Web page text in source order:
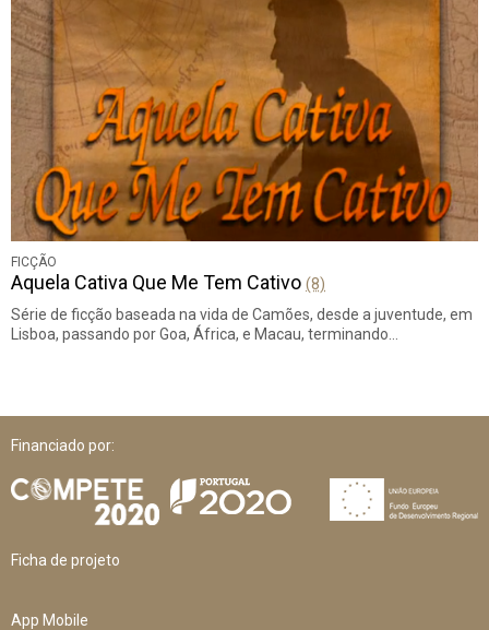
FICÇÃO
Aquela Cativa Que Me Tem Cativo (8)
Série de ficção baseada na vida de Camões, desde a juventude, em
Lisboa, passando por Goa, África, e Macau, terminando…
Financiado por:
Ficha de projeto
App Mobile